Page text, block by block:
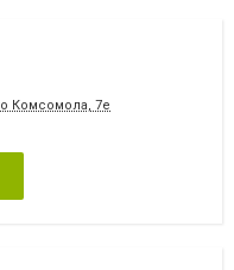
Комсомола, 7е